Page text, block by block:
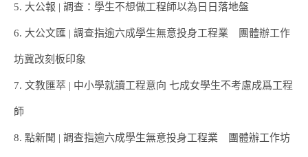
5. 大公報 | 調查：學生不想做工程師以為日日落地盤
6. 大公文匯 | 調查指逾六成學生無意投身工程業 團體辦工作
坊冀改刻板印象
7. 文教匯萃 | 中小學就讀工程意向 七成女學生不考慮成爲工程
師
8. 點新聞 | 調查指逾六成學生無意投身工程業 團體辦工作坊